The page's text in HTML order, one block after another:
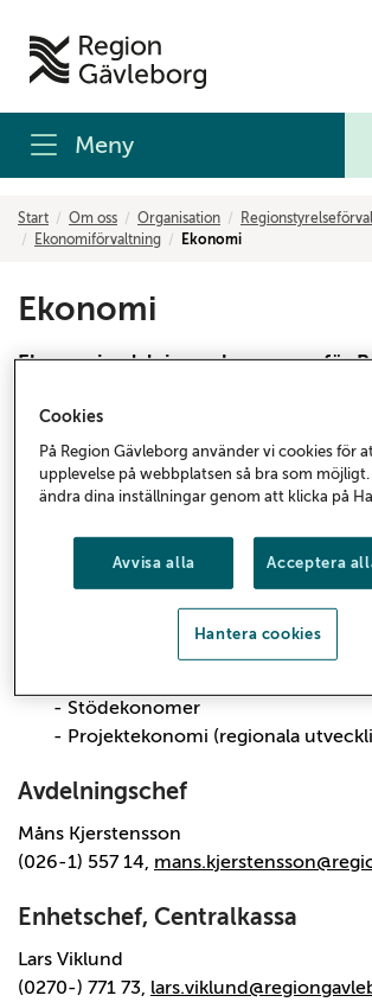
Meny
Start Om oss Organisation
Ekonomiförvaltning
Ekonomi
Ekonomi
Ekonomiavdelningen har ansvar för
Gävleborgs ekonomiadministration
såsom redovisning, fakturahantering,
prognos, rapportering och
Ekonomiavdelningen består av fyra
Centralkassa
Ekonomiservice kund
Ekonomiservice redovisning
- Leverantörsteam
- Stödekonomer
- Projektekonomi (regionala
Avdelningschef
Måns Kjerstensson
(026-1) 557 14,
Enhetschef, Centralkassa
Lars Viklund
(0270-) 771 73,
Cookies
På Region Gävleborg använder vi cookies för
upplevelse på webbplatsen så bra som
ändra dina inställningar genom att klicka på
Avvisa alla Acceptera
Hantera cookies